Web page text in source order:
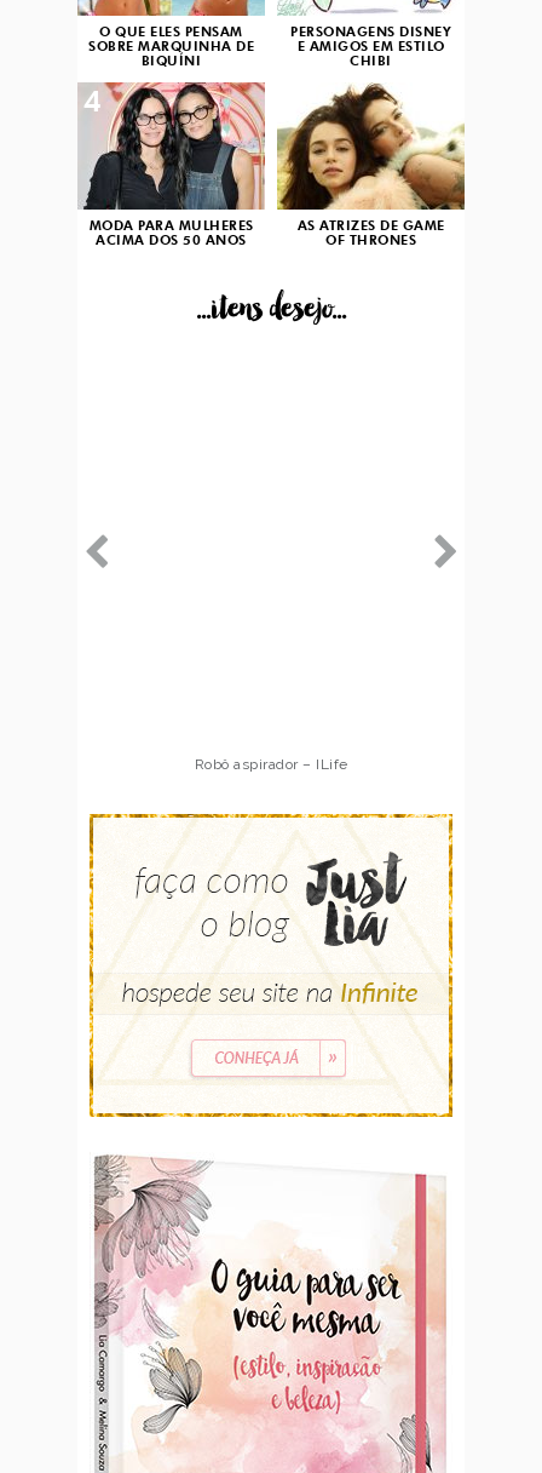
O QUE ELES PENSAM
SOBRE MARQUINHA DE
BIQUÍNI
PERSONAGENS DISNEY
E AMIGOS EM ESTILO
CHIBI
MODA PARA MULHERES
ACIMA DOS 50 ANOS
4
AS ATRIZES DE GAME
OF THRONES
...itens desejo...
Robô aspirador – ILife